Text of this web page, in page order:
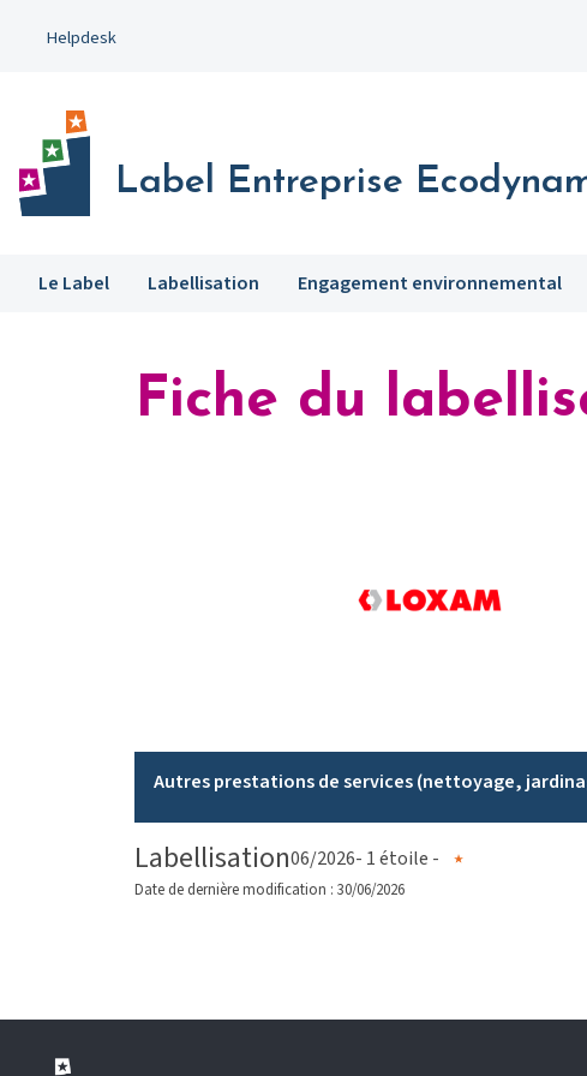
Helpdesk
Label Entreprise
Le Label Labellisation Engagement environnemental
Fiche du
Autres prestations de services (nettoyage,
Labellisation06/2026- 1 étoile -
Date de dernière modification : 30/06/2026